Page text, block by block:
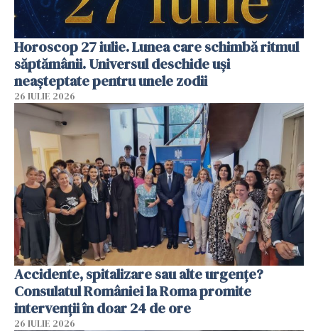
Horoscop 27 iulie. Lunea care schimbă ritmul
săptămânii. Universul deschide uși
neașteptate pentru unele zodii
26 IULIE 2026
Accidente, spitalizare sau alte urgențe?
Consulatul României la Roma promite
intervenții în doar 24 de ore
26 IULIE 2026